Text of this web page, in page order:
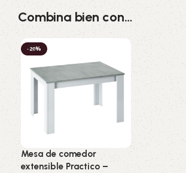
Combina bien con…
-20%
Mesa de comedor
extensible Practico –